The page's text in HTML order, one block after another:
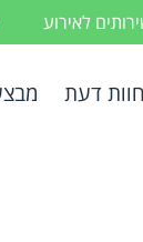
לאירוע
חוות דעת